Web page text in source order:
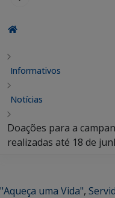
Informativos
Notícias
Doações para a
realizadas até 18 de
"Aqueça uma Vida",